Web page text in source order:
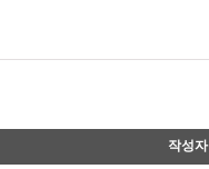
작성자